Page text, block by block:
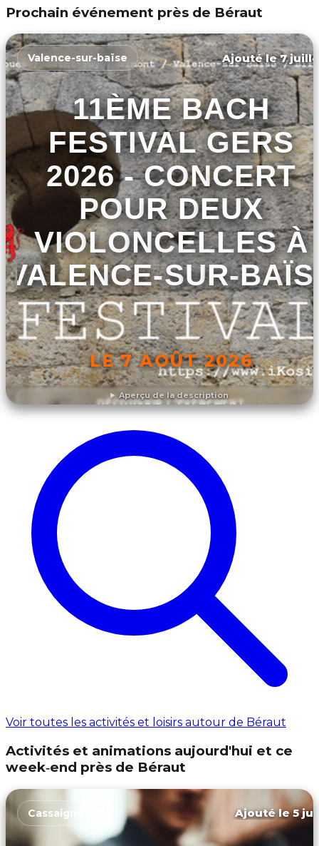
Prochain événement près de Béraut
Aperçu de la description
Valence-sur-baïse Ajouté le 7
11ÈME BACH
FESTIVAL GERS
2026 - CONCERT
POUR DEUX
VIOLONCELLES À
VALENCE-SUR-
LE 7 AOÛT 2026
DÉCOUVRIR L'ÉVÉNEMENT
Voir toutes les activités et loisirs autour de Béraut
Activités et animations aujourd'hui et ce
week‑end près de Béraut
Cassaigne Ajouté le 5